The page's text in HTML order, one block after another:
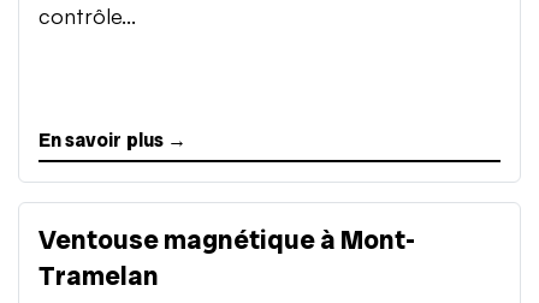
contrôle...
En savoir plus →
Ventouse magnétique à Mont-
Tramelan